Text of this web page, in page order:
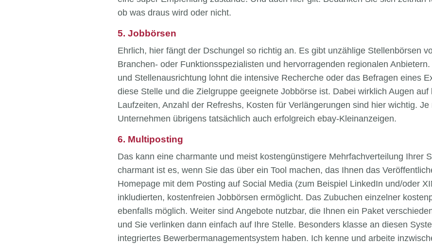
ob was draus wird oder nicht.
5. Jobbörsen
Ehrlich, hier fängt der Dschungel so richtig an. Es gibt unzählige Stellenbörsen
Branchen- oder Funktionsspezialisten und hervorragenden regionalen
und Stellenausrichtung lohnt die intensive Recherche oder das Befragen eines
diese Stelle und die Zielgruppe geeignete Jobbörse ist. Dabei wirklich Augen auf
Laufzeiten, Anzahl der Refreshs, Kosten für Verlängerungen sind hier wichtig.
Unternehmen übrigens tatsächlich auch erfolgreich ebay-Kleinanzeigen.
6. Multiposting
Das kann eine charmante und meist kostengünstigere Mehrfachverteilung Ihrer
charmant ist es, wenn Sie das über ein Tool machen, das Ihnen das
Homepage mit dem Posting auf Social Media (zum Beispiel LinkedIn und/oder
inkludierten, kostenfreien Jobbörsen ermöglicht. Das Zubuchen einzelner
ebenfalls möglich. Weiter sind Angebote nutzbar, die Ihnen ein Paket
und Sie verlinken dann einfach auf Ihre Stelle. Besonders klasse an diesen
integriertes Bewerbermanagementsystem haben. Ich kenne und arbeite